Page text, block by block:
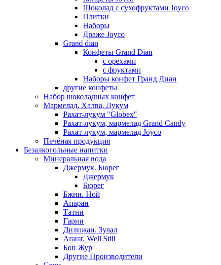
Шоколад с сухофруктами Joyco
Плитки
Наборы
Драже Joyco
Grand dian
Конфеты Grand Dian
с орехами
с фруктами
Наборы конфет Гранд Диан
другие конфеты
Набор шоколадных конфет
Мармелад, Халва, Лукум
Рахат-лукум "Globex"
Рахат-лукум, мармелад Grand Candy
Рахат-лукум, мармелад Joyco
Печёная продукция
Безалкогольные напитки
Минеральная вода
Джермук. Бюрег
Джермук
Бюрег
Бжни. Ной
Апаран
Татни
Гарни
Дилижан. Зулал
Ararat. Well Still
Бон Жур
Другие Производители